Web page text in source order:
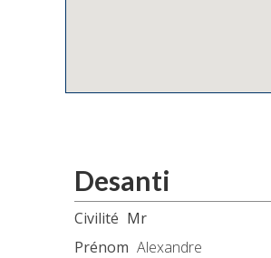
Desanti
Civilité Mr
Prénom Alexandre